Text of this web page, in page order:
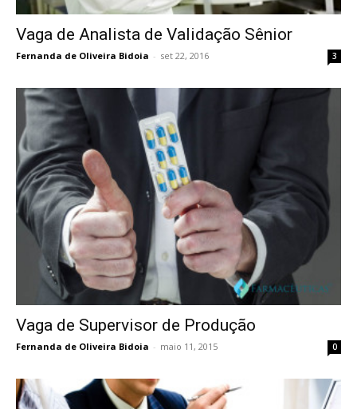
Vaga de Analista de Validação Sênior
Fernanda de Oliveira Bidoia - set 22, 2016 3
Vaga de Supervisor de Produção
Fernanda de Oliveira Bidoia - maio 11, 2015 0